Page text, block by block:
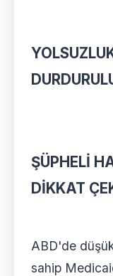
ŞÜPHELİ
DİKKAT
ABD'de
sahip